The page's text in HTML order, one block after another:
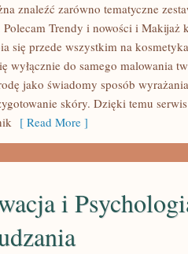
znaleźć zarówno tematyczne
Trendy i nowości i Makijaż
się przede wszystkim na
wyłącznie do samego malowania
jako świadomy sposób
skóry. Dzięki temu
[ Read More ]
i